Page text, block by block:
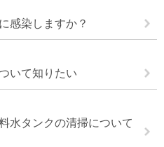
感染しますか？
いて知りたい
水タンクの清掃について